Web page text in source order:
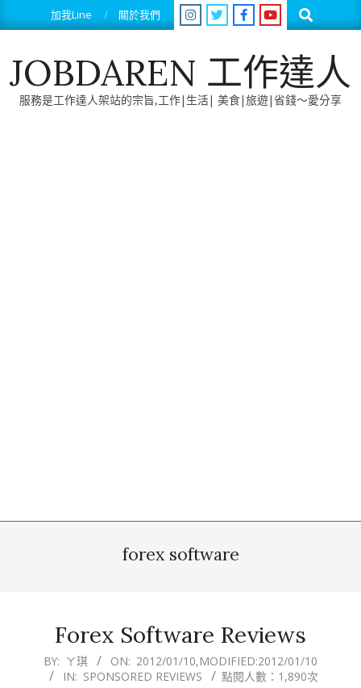
to
加我Line 關於我們 Search
JOBDAREN 工作達人
服務是工作達人架站的宗旨,工作|生活| 美食|旅遊|省錢～愛分享
forex software
Forex Software Reviews
2012-
01-
BY: ㄚ琪 ON: 2012/01/10,MODIFIED:2012/01/10
IN: SPONSORED REVIEWS 點閱人數：1,890次